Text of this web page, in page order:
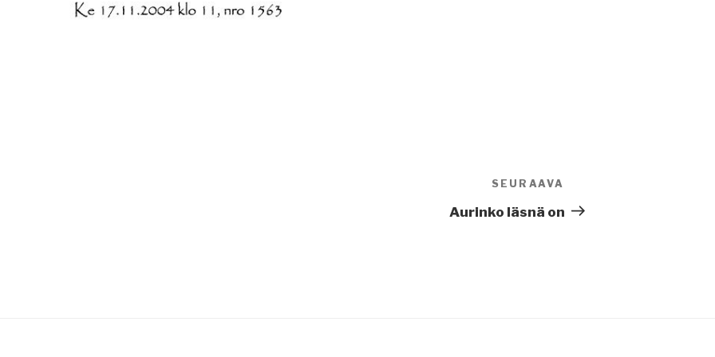
artikkeli
SEURAAVA
Aurinko läsnä on